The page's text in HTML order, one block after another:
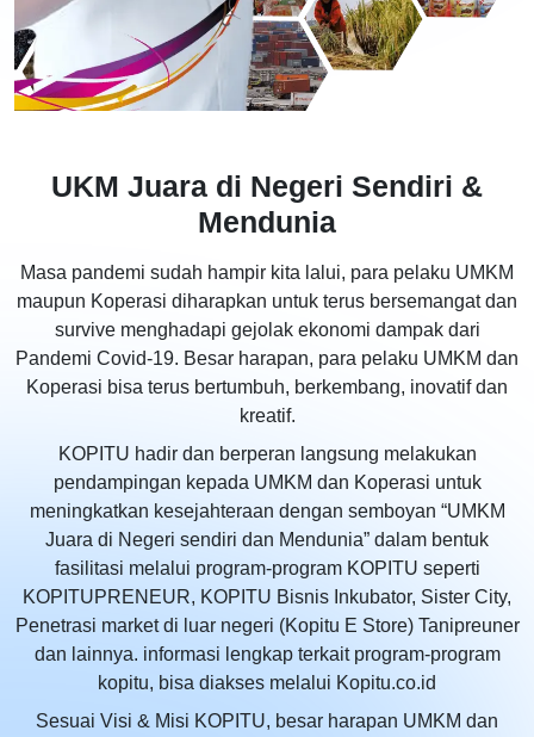
UKM Juara di Negeri Sendiri &
Mendunia
Masa pandemi sudah hampir kita lalui, para pelaku UMKM
maupun Koperasi diharapkan untuk terus bersemangat dan
survive menghadapi gejolak ekonomi dampak dari
Pandemi Covid-19. Besar harapan, para pelaku UMKM dan
Koperasi bisa terus bertumbuh, berkembang, inovatif dan
kreatif.
KOPITU hadir dan berperan langsung melakukan
pendampingan kepada UMKM dan Koperasi untuk
meningkatkan kesejahteraan dengan semboyan “UMKM
Juara di Negeri sendiri dan Mendunia” dalam bentuk
fasilitasi melalui program-program KOPITU seperti
KOPITUPRENEUR, KOPITU Bisnis Inkubator, Sister City,
Penetrasi market di luar negeri (Kopitu E Store) Tanipreuner
dan lainnya. informasi lengkap terkait program-program
kopitu, bisa diakses melalui Kopitu.co.id
Sesuai Visi & Misi KOPITU, besar harapan UMKM dan